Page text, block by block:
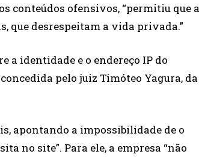
conteúdos ofensivos, “permitiu que a
que desrespeitam a vida privada.”
a identidade e o endereço IP do
pelo juiz Timóteo Yagura, da
apontando a impossibilidade de o
no site”. Para ele, a empresa “não